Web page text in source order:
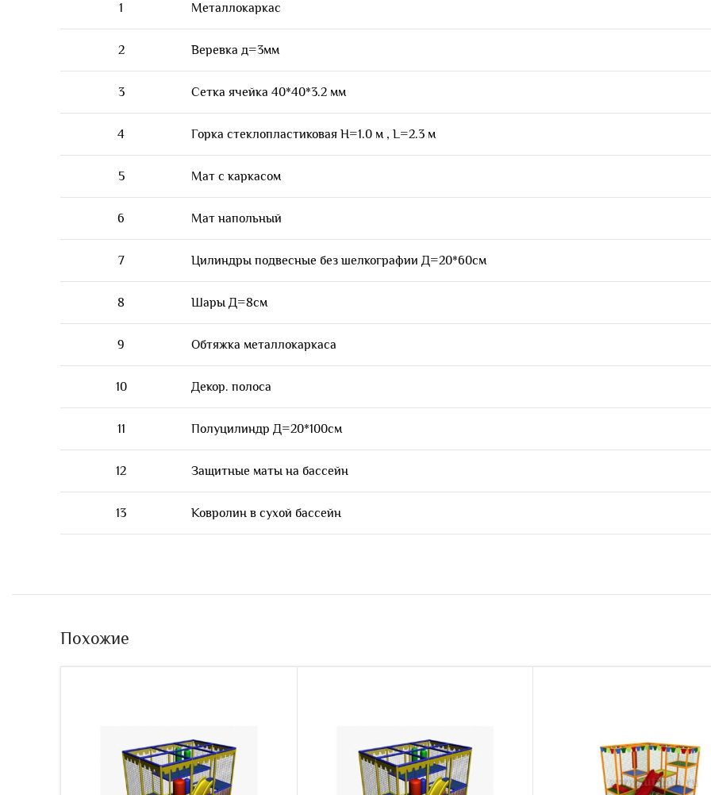
1 Металлокаркас
2 Веревка д=3мм
3 Сетка ячейка 40*40*3.2 мм
4 Горка стеклопластиковая Н=1.0 м , L=2.3 м
5 Мат с каркасом
6 Мат напольный
7 Цилиндры подвесные без шелкографии Д=20*60см
8 Шары Д=8см
9 Обтяжка металлокаркаса
10 Декор. полоса
11 Полуцилиндр Д=20*100см
12 Защитные маты на бассейн
13 Ковролин в сухой бассейн
Похожие